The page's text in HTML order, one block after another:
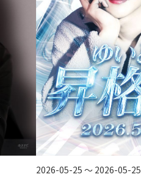
2026-05-25 ～ 2026-05-25